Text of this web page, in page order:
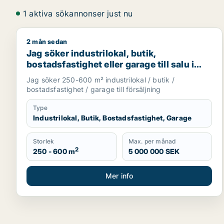
1 aktiva sökannonser just nu
Jag söker industrilokal, butik, bostadsfastighet
2 mån sedan
Jag söker industrilokal, butik,
bostadsfastighet eller garage till salu i
Skåne
Jag söker 250-600 m² industrilokal / butik /
bostadsfastighet / garage till försäljning
Type
Industrilokal, Butik, Bostadsfastighet, Garage
Storlek
250 - 600 m2
Max. per månad
5 000 000 SEK
Mer info